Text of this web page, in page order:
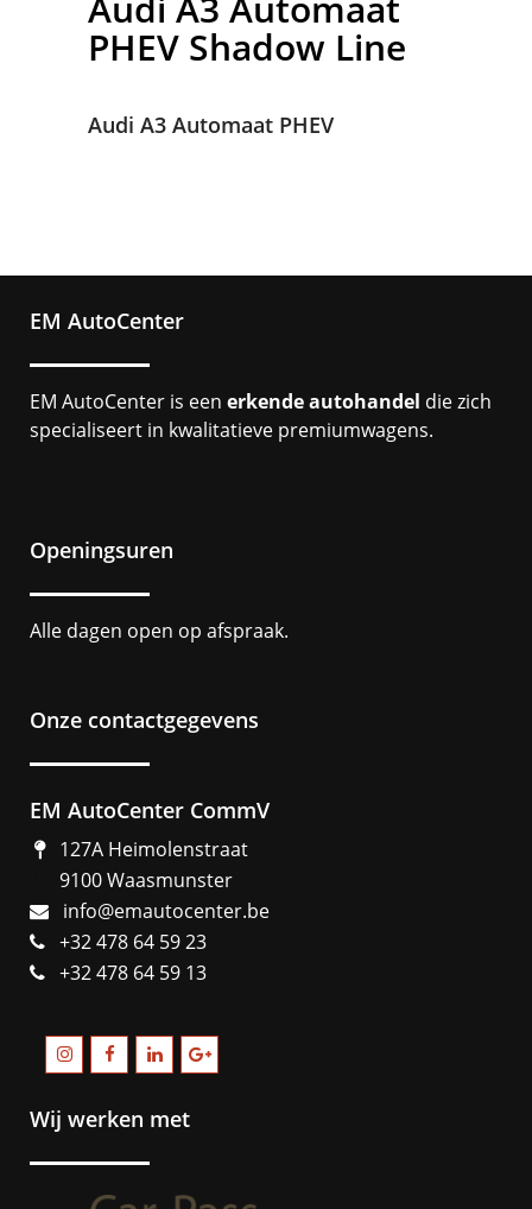
PHEV Shadow Line
Audi A3 Automaat PHEV
EM AutoCenter
EM AutoCenter is een erkende autohandel die zich
specialiseert in kwalitatieve premiumwagens.
Openingsuren
Alle dagen open op afspraak.
Onze contactgegevens
EM AutoCenter CommV
127A Heimolenstraat
9100 Waasmunster
info@emautocenter.be
+32 478 64 59 23
+32 478 64 59 13
Wij werken met